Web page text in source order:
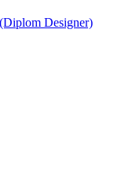
Designer)